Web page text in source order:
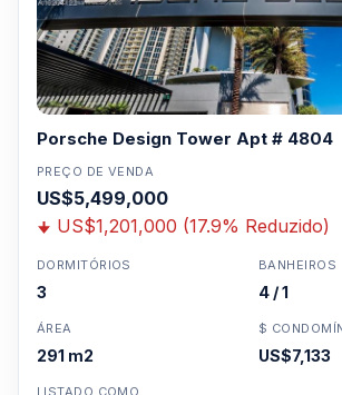
Porsche Design Tower Apt # 4804
PREÇO DE VENDA
US$5,499,000
US$1,201,000 (17.9% Reduzido)
DORMITÓRIOS
3
BANHEIROS
4 / 1
ÁREA
291 m2
$
US$7,133
LISTADO COMO